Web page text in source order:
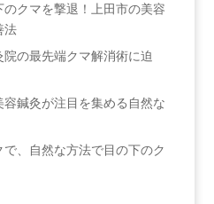
クマを撃退！上田市の美容
法
院の最先端クマ解消術に迫
鍼灸が注目を集める自然な
で、自然な方法で目の下のク